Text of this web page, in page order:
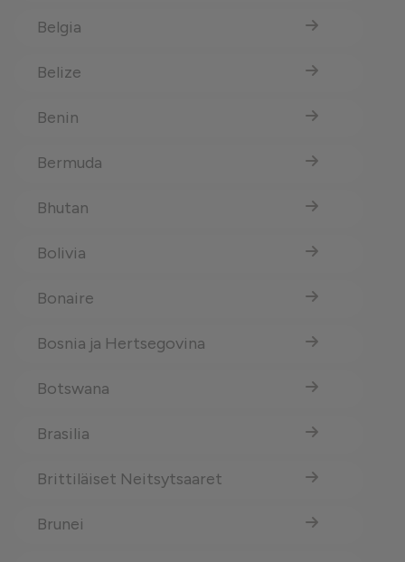
Belgia
Belize
Benin
Bermuda
Bhutan
Bolivia
Bonaire
Bosnia ja Hertsegovina
Botswana
Brasilia
Brittiläiset Neitsytsaaret
Brunei